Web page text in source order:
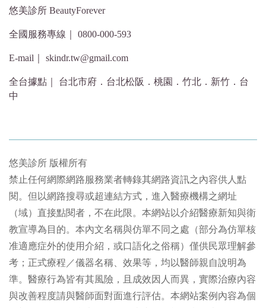
悠美診所 BeautyForever
全國服務專線｜ 0800-000-593
E-mail｜ skindr.tw@gmail.com
全台據點｜ 台北市府．台北松阪．桃園．竹北．新竹．台
中
悠美診所 版權所有
禁止任何網際網路服務業者轉錄其網路資訊之內容供人點
閱。但以網路搜尋或超連結方式，進入醫療機構之網址
（域）直接點閱者，不在此限。本網站以介紹醫療新知與衛
教宣導為目的。本內文名稱與仿單不同之處（部分為仿單核
准適應症外的使用介紹，或口語化之俗稱）僅供民眾理解參
考；正式療程／儀器名稱、效果等，均以醫師親自說明為
準。醫療行為皆有其風險，且成效因人而異，實際治療內容
與改善程度請與醫師面對面進行評估。本網站案例內容為個